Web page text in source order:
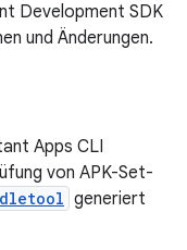
Development SDK
und Änderungen.
Apps CLI
von APK-Set-
generiert